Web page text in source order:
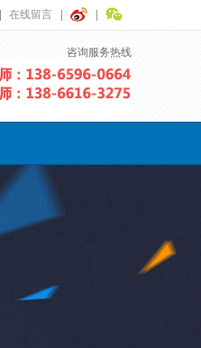
在线留言
咨询服务热线